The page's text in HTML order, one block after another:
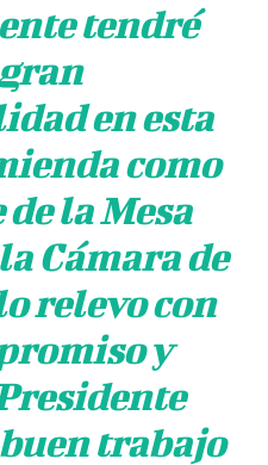
tendré
en esta
como
la Mesa
Cámara de
relevo con
y
trabajo